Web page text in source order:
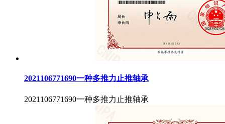
2021106771690一种多推力止推轴承
2021106771690一种多推力止推轴承